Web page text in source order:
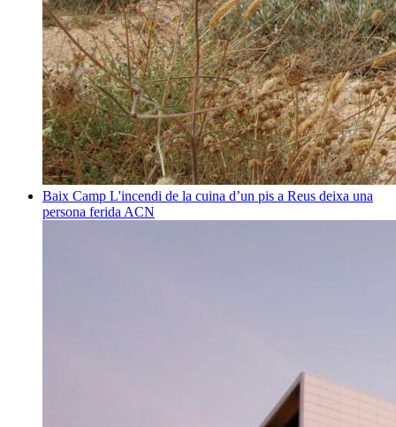
Baix Camp L'incendi de la cuina d’un pis a Reus deixa una
persona ferida ACN